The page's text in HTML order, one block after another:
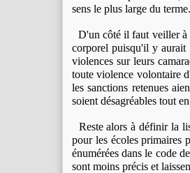
sens le plus large du
D'un côté il faut veiller à
corporel puisqu'il y aurait
violences sur leurs
toute violence volontaire
les sanctions retenues
soient désagréables tout
Reste alors à définir la
pour les écoles primaires
énumérées dans le code
sont moins précis et